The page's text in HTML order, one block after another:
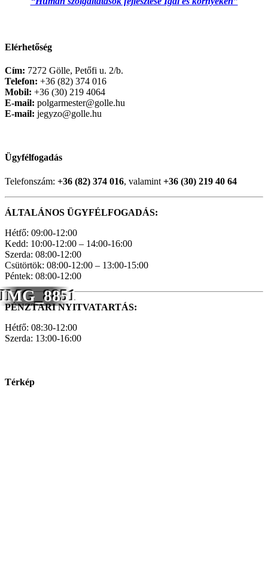
IMG_8851
Elérhetőség
Cím: 7272 Gölle, Petőfi u. 2/b.
Telefon: +36 (82) 374 016
Mobil: +36 (30) 219 4064
E-mail: polgarmester@golle.hu
E-mail: jegyzo@golle.hu
Ügyfélfogadás
Telefonszám: +36 (82) 374 016, valamint +36 (30) 219 40 64
ÁLTALÁNOS ÜGYFÉLFOGADÁS:
Hétfő: 09:00-12:00
Kedd: 10:00-12:00 – 14:00-16:00
Szerda: 08:00-12:00
Csütörtök: 08:00-12:00 – 13:00-15:00
Péntek: 08:00-12:00
PÉNZTÁRI NYITVATARTÁS:
Hétfő: 08:30-12:00
Szerda: 13:00-16:00
Térkép